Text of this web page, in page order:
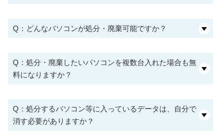
Q：どんなパソコンが処分・廃棄可能ですか？
Q：処分・廃棄したいパソコンを複数台入れた場合も無
料になりますか？
Q：処分するパソコン等に入っているデータは、自分で
消す必要がありますか？